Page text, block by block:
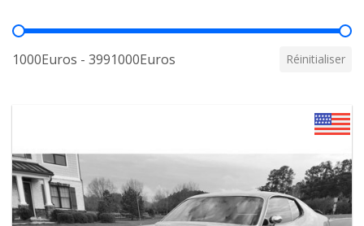
Prix
1000Euros - 3991000Euros Réinitialiser